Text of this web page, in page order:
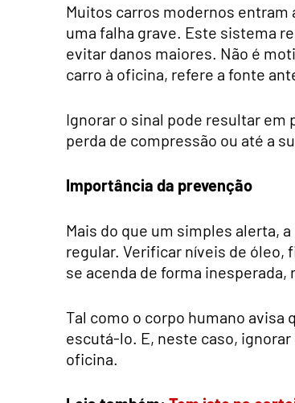
Muitos carros modernos
uma falha grave. Este sistema
evitar danos maiores. Não é
carro à oficina, refere a fonte
Ignorar o sinal pode resultar
perda de compressão ou até a
Importância da prevenção
Mais do que um simples alerta,
regular. Verificar níveis de óleo,
se acenda de forma inesperada,
Tal como o corpo humano avisa
escutá-lo. E, neste caso,
oficina.